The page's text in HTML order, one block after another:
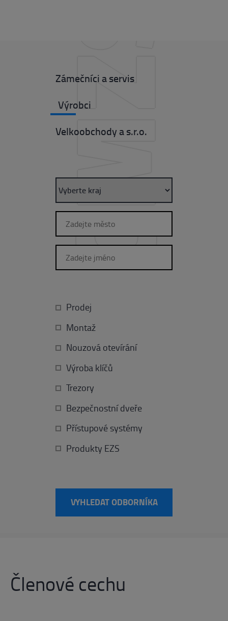
CMZS
Zámečníci a servis
Výrobci
Velkoobchody a s.r.o.
Prodej
Montaž
Nouzová otevírání
Výroba klíčů
Trezory
Bezpečnostní dveře
Přístupové systémy
Produkty EZS
VYHLEDAT ODBORNÍKA
Členové cechu